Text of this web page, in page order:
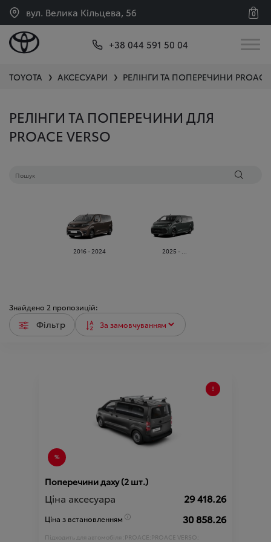
вул. Велика Кільцева, 56 0
+38 044 591 50 04
TOYOTA ❯ АКСЕСУАРИ ❯ РЕЛІНГИ ТА ПОПЕРЕЧИНИ
РЕЛІНГИ ТА ПОПЕРЕЧИНИ ДЛЯ
PROACE VERSO
2016 - 2024 2025 - ...
Знайдено 2 пропозицій:
Фільтр
Поперечини даху (2 шт.)
Ціна аксесуара 29 418.26
Ціна з встановленням 30 858.26
Підходить для автомобіля :PROACE;PROACE VERSO;